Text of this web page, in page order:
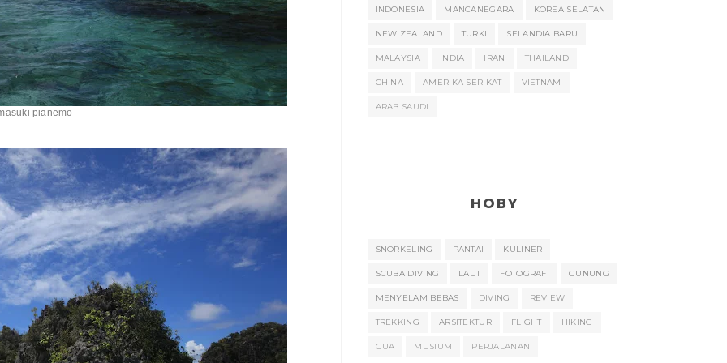
pianemo
INDONESIA MANCANEGARA KOREA SELATAN
NEW ZEALAND TURKI SELANDIA BARU
MALAYSIA INDIA IRAN THAILAND
CHINA AMERIKA SERIKAT VIETNAM
ARAB SAUDI
HOBY
SNORKELING PANTAI KULINER
SCUBA DIVING LAUT FOTOGRAFI GUNUNG
MENYELAM BEBAS DIVING REVIEW
TREKKING ARSITEKTUR FLIGHT HIKING
GUA MUSIUM PERJALANAN